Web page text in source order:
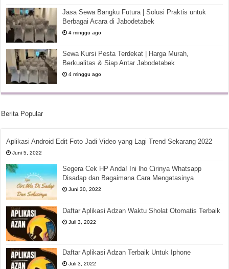
Jasa Sewa Bangku Futura | Solusi Praktis untuk
Berbagai Acara di Jabodetabek
4 minggu ago
Sewa Kursi Pesta Terdekat | Harga Murah,
Berkualitas & Siap Antar Jabodetabek
4 minggu ago
Berita Popular
Aplikasi Android Edit Foto Jadi Video yang Lagi Trend Sekarang 2022
Juni 5, 2022
Segera Cek HP Anda! Ini lho Cirinya Whatsapp
Disadap dan Bagaimana Cara Mengatasinya
Juni 30, 2022
Daftar Aplikasi Adzan Waktu Sholat Otomatis Terbaik
Juli 3, 2022
Daftar Aplikasi Adzan Terbaik Untuk Iphone
Juli 3, 2022